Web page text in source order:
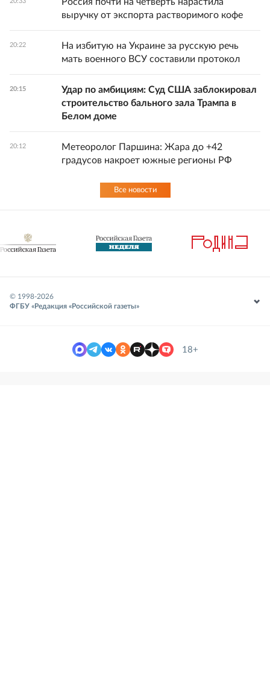
выручку от экспорта растворимого кофе
20:22
На избитую на Украине за русскую речь
мать военного ВСУ составили протокол
20:15
Удар по амбициям: Суд США заблокировал
строительство бального зала Трампа в
Белом доме
20:12
Метеоролог Паршина: Жара до +42
градусов накроет южные регионы РФ
Все новости
© 1998-2026
ФГБУ «Редакция «Российской газеты»
18+